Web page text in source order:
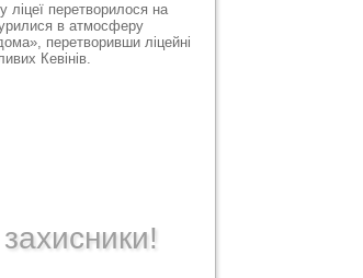
ліцеї перетворилося на
в атмосферу
перетворивши ліцейні
Кевінів.